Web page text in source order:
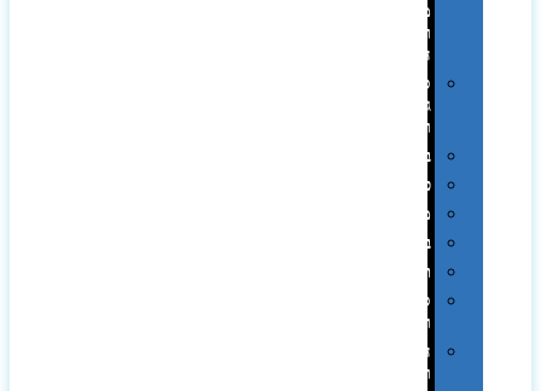
מחשב
וציוד
היקפי
סוללות
גיבוי
ומטענים
ביגוד
כובעים
מגבות
בקבוקים
תרמי
ספלים
וכוסות
הוקרה
ואומנות